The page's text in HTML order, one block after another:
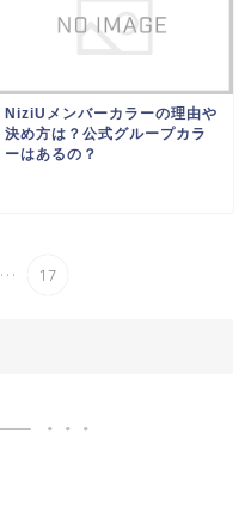
NiziUメンバーカラーの理由や
決め方は？公式グループカラ
ーはあるの？
... 17